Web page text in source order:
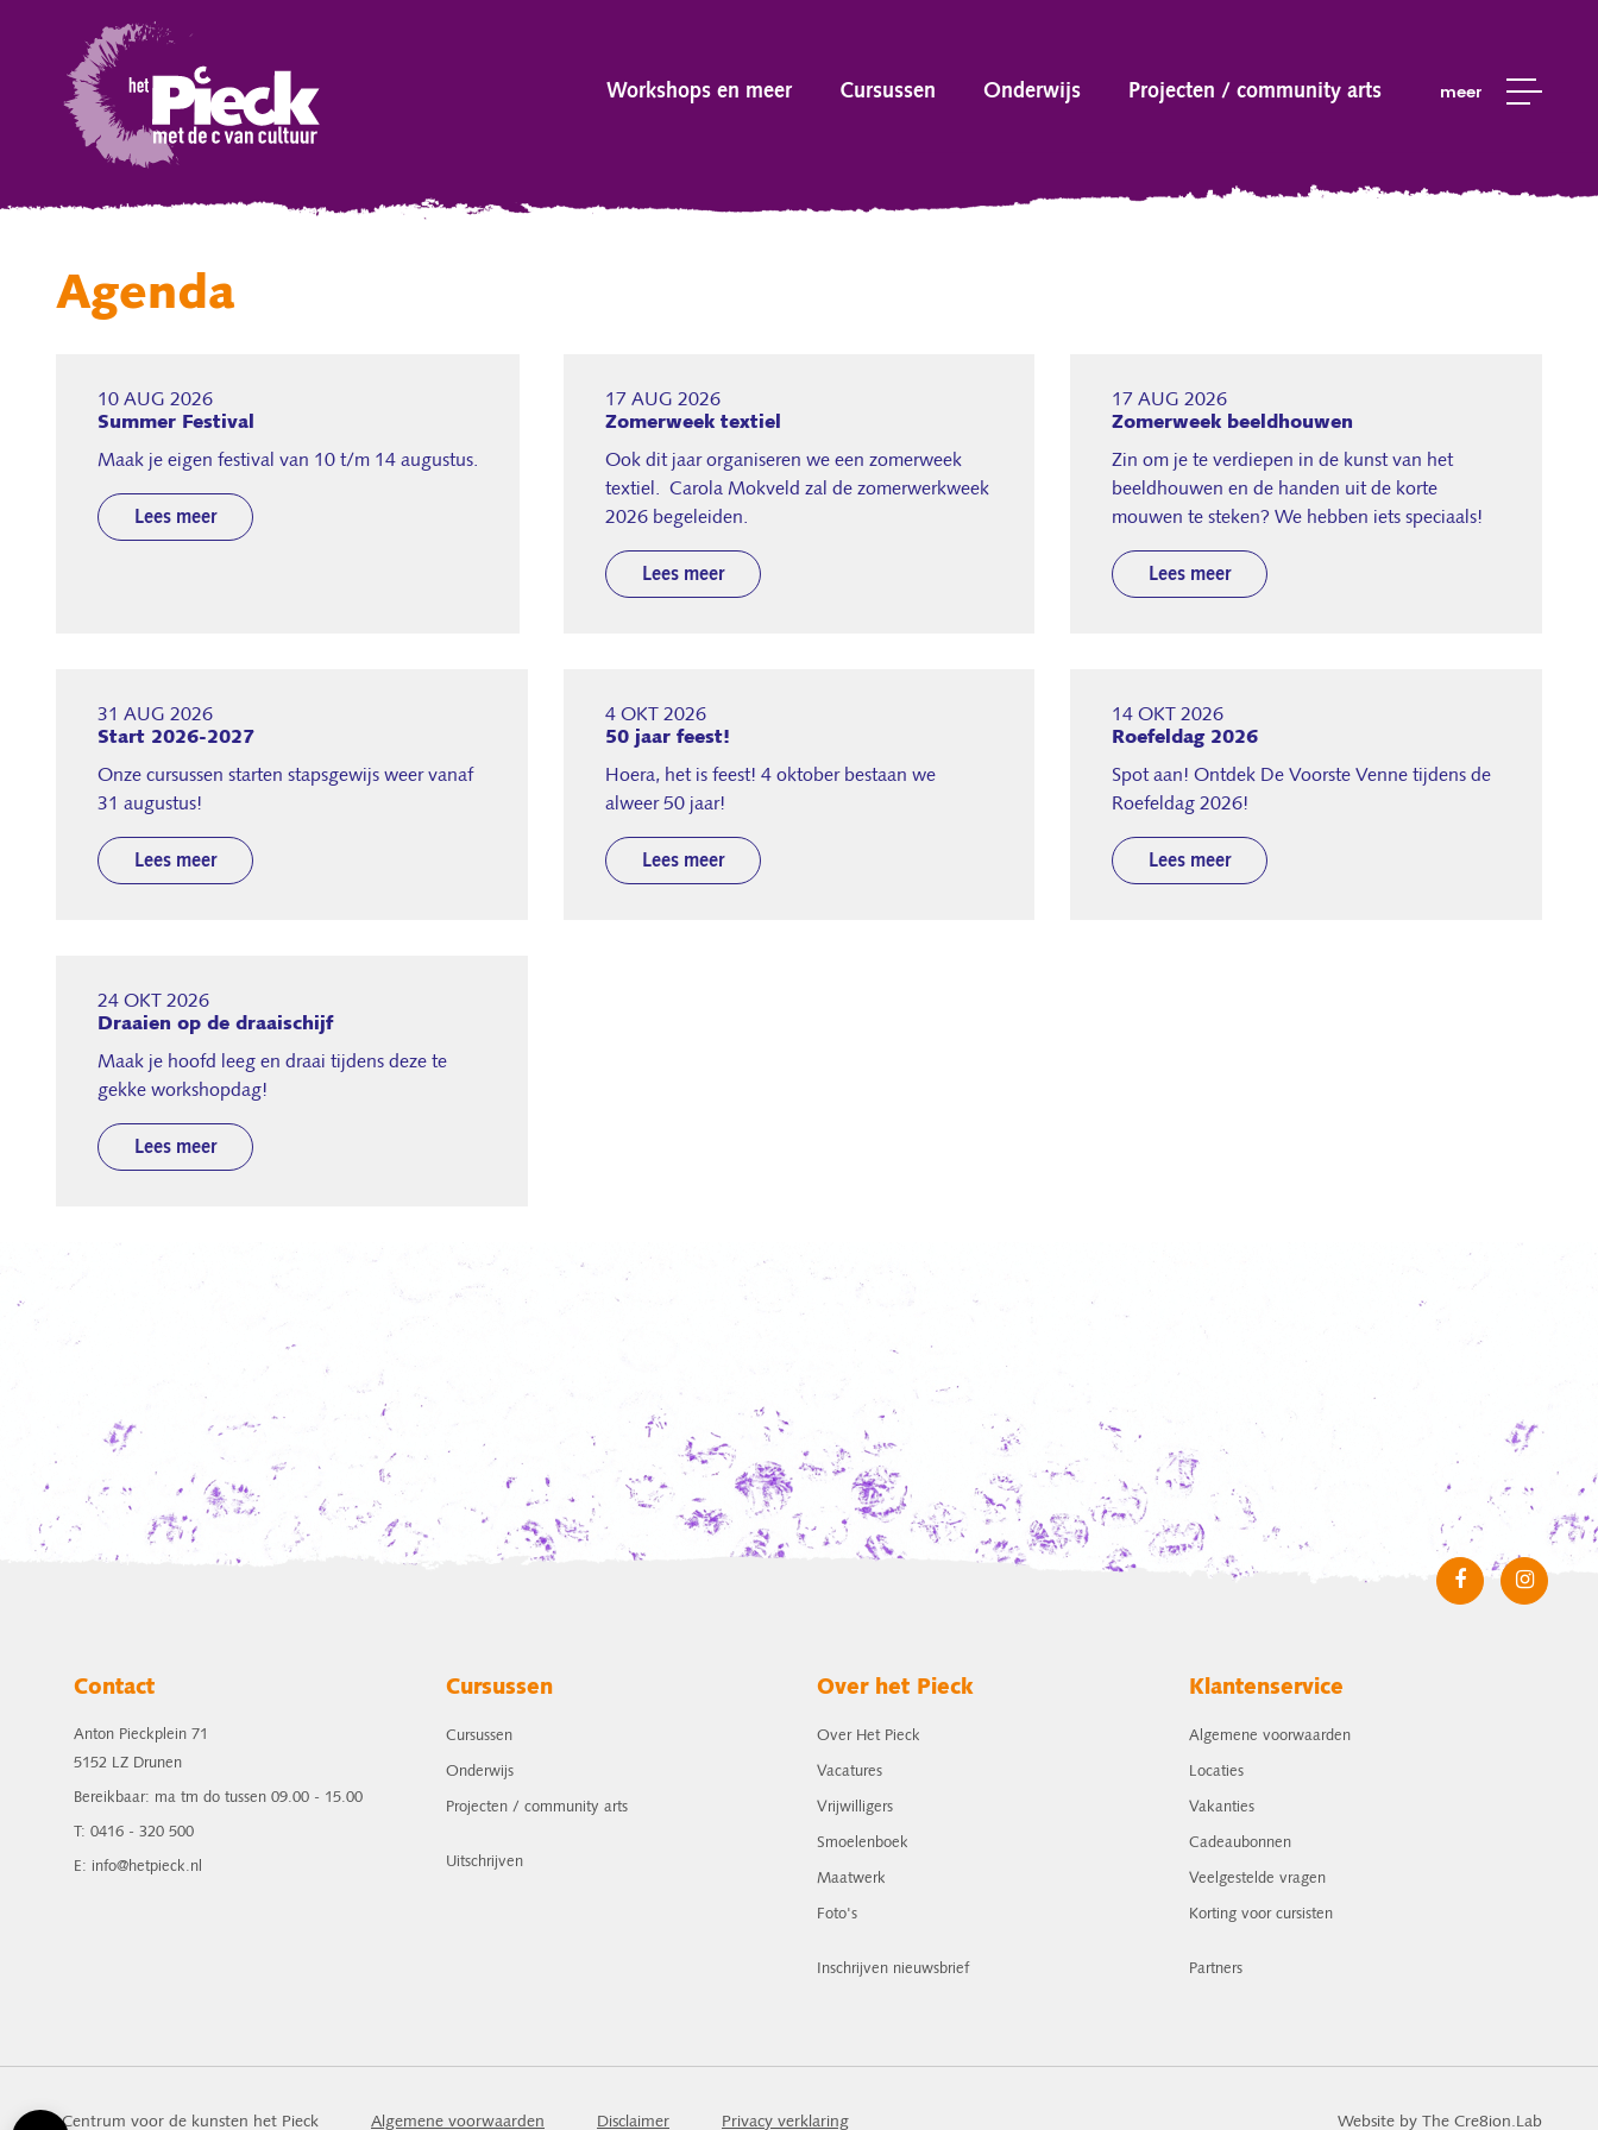
Workshops en meer Cursussen Onderwijs Projecten / community arts meer
Agenda
10 AUG 2026
Summer Festival
Maak je eigen festival van 10 t/m 14 augustus.
Lees meer
17 AUG 2026
Zomerweek textiel
Ook dit jaar organiseren we een zomerweek
textiel. Carola Mokveld zal de zomerwerkweek
2026 begeleiden.
Lees meer
17 AUG 2026
Zomerweek beeldhouwen
Zin om je te verdiepen in de kunst van het
beeldhouwen en de handen uit de korte
mouwen te steken? We hebben iets speciaals!
Lees meer
31 AUG 2026
Start 2026-2027
Onze cursussen starten stapsgewijs weer vanaf
31 augustus!
Lees meer
4 OKT 2026
50 jaar feest!
Hoera, het is feest! 4 oktober bestaan we
alweer 50 jaar!
Lees meer
14 OKT 2026
Roefeldag 2026
Spot aan! Ontdek De Voorste Venne tijdens de
Roefeldag 2026!
Lees meer
24 OKT 2026
Draaien op de draaischijf
Maak je hoofd leeg en draai tijdens deze te
gekke workshopdag!
Lees meer
Contact
Anton Pieckplein 71
5152 LZ Drunen
Bereikbaar: ma tm do tussen 09.00 - 15.00
T: 0416 - 320 500
E: info@hetpieck.nl
Cursussen
Cursussen
Onderwijs
Projecten / community arts
Uitschrijven
Over het Pieck
Over Het Pieck
Vacatures
Vrijwilligers
Smoelenboek
Maatwerk
Foto's
Inschrijven nieuwsbrief
Klantenservice
Algemene voorwaarden
Locaties
Vakanties
Cadeaubonnen
Veelgestelde vragen
Korting voor cursisten
Partners
Centrum voor de kunsten het Pieck Algemene voorwaarden Disclaimer Privacy verklaring Website by The Cre8ion.Lab